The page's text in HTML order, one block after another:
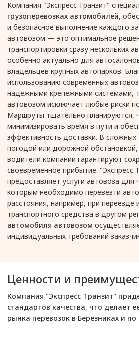
Компания "Экспресс Транзит"
грузоперевозках автомобилей,
и безопасное выполнение каждого
автовозом — это оптимальное
транспортировки сразу нескольких
особенно актуально для
владельцев крупных автопарков.
использованию современных
надежными крепежными системами,
автовозом исключает любые риски
Маршруты тщательно планируются,
минимизировать время в пути и
эффективность доставки. В сложных
погодой или дорожной
водители компании гарантируют
своевременное прибытие. "Экспресс
предоставляет услуги автовоза для
которым необходимо перевезти
расстояния, например, при переезде
транспортного средства в другом
автомобиля автовозом
индивидуальных требований
Ценности и
Компания "Экспресс Транзит"
стандартов качества, что делает
рынка перевозок в Березниках и по